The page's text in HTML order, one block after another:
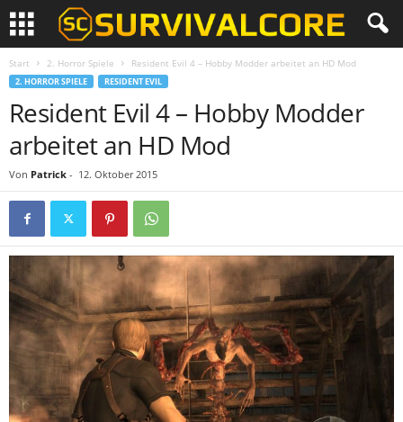
Start 2. Horror Spiele Resident Evil 4 – Hobby Modder arbeitet an HD Mod
2. HORROR SPIELE RESIDENT EVIL
Resident Evil 4 – Hobby Modder
arbeitet an HD Mod
Von Patrick - 12. Oktober 2015